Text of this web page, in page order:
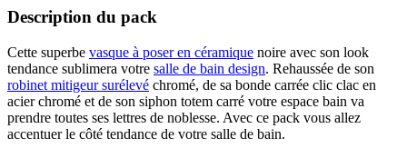
Description du pack
Cette superbe vasque à poser en céramique noire avec son look
tendance sublimera votre salle de bain design. Rehaussée de son
robinet mitigeur surélevé chromé, de sa bonde carrée clic clac en
acier chromé et de son siphon totem carré votre espace bain va
prendre toutes ses lettres de noblesse. Avec ce pack vous allez
accentuer le côté tendance de votre salle de bain.